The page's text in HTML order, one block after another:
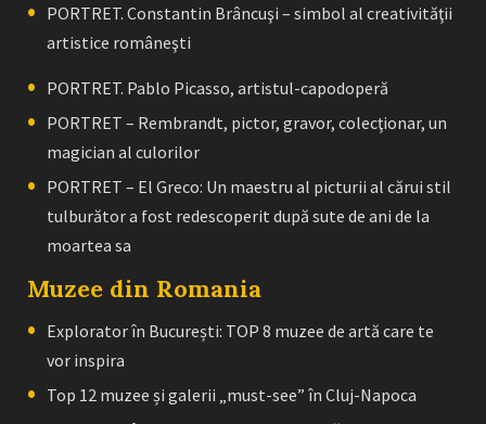
PORTRET. Constantin Brâncuşi – simbol al creativităţii
artistice româneşti
PORTRET. Pablo Picasso, artistul-capodoperă
PORTRET – Rembrandt, pictor, gravor, colecţionar, un
magician al culorilor
PORTRET – El Greco: Un maestru al picturii al cărui stil
tulburător a fost redescoperit după sute de ani de la
moartea sa
Muzee din Romania
Explorator în București: TOP 8 muzee de artă care te
vor inspira
Top 12 muzee și galerii „must-see” în Cluj-Napoca